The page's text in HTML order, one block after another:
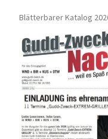
Blätterbarer Katalog